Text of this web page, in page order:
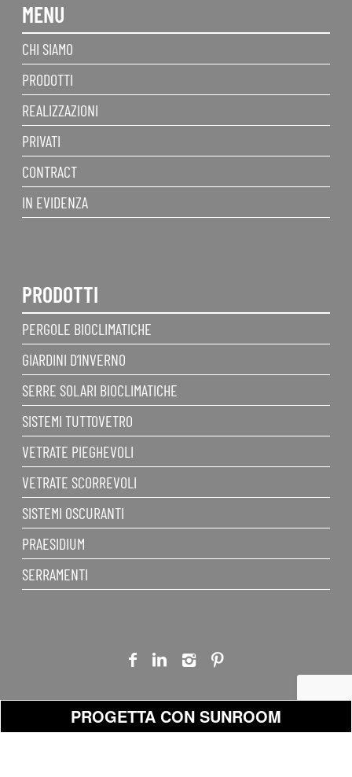
PROGETTA CON SUNROOM
MENU
CHI SIAMO
PRODOTTI
REALIZZAZIONI
PRIVATI
CONTRACT
IN EVIDENZA
PRODOTTI
PERGOLE BIOCLIMATICHE
GIARDINI D’INVERNO
SERRE SOLARI BIOCLIMATICHE
SISTEMI TUTTOVETRO
VETRATE PIEGHEVOLI
VETRATE SCORREVOLI
SISTEMI OSCURANTI
PRAESIDIUM
SERRAMENTI